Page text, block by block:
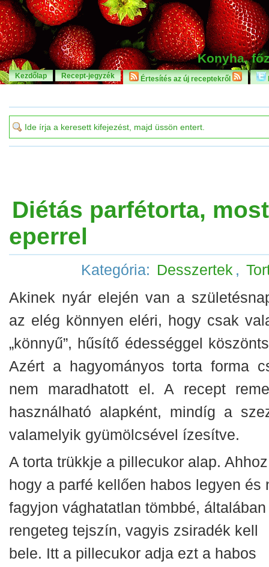
Konyha,
Kezdőlap Recept-jegyzék Értesítés az új receptekről
Diétás parfétorta, most
eperrel
Kategória: Desszertek ,
Akinek nyár elején van a
az elég könnyen eléri, hogy csak
„könnyű”, hűsítő édességgel
Azért a hagyományos torta forma
nem maradhatott el. A recept
használható alapként, mindíg a
valamelyik gyümölcsével ízesítve.
A torta trükkje a pillecukor alap.
hogy a parfé kellően habos legyen és
fagyjon vághatatlan tömbbé, általában
rengeteg tejszín, vagyis zsiradék kell
bele. Itt a pillecukor adja ezt a habos